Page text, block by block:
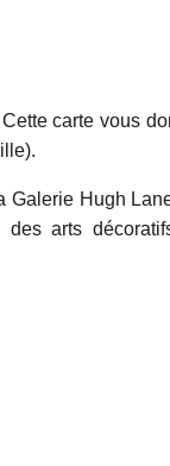
carte vous
Galerie Hugh
des arts